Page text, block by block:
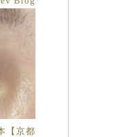
【京都